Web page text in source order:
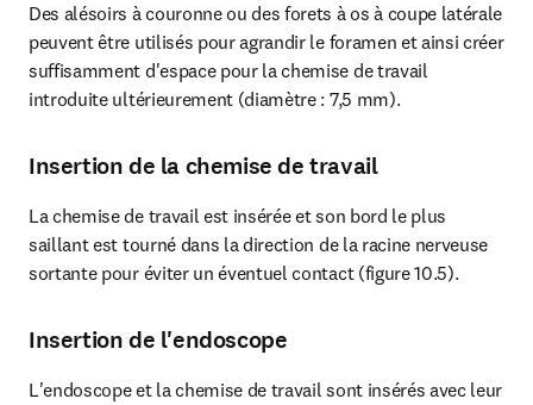
Des alésoirs à couronne ou des forets à os à coupe latérale
peuvent être utilisés pour agrandir le foramen et ainsi créer
suffisamment d'espace pour la chemise de travail
introduite ultérieurement (diamètre : 7,5 mm).
Insertion de la chemise de travail
La chemise de travail est insérée et son bord le plus
saillant est tourné dans la direction de la racine nerveuse
sortante pour éviter un éventuel contact (figure 10.5).
Insertion de l'endoscope
L'endoscope et la chemise de travail sont insérés avec leur